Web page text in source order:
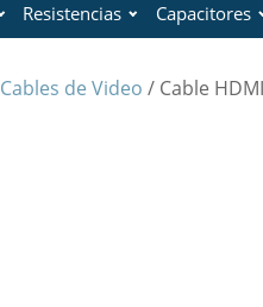
Resistencias Capacitores
Cables de Video / Cable